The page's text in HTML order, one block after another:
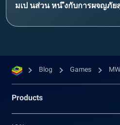
มเป นส่วน หน ึงกับการผจญภัย
Blog Games
Products